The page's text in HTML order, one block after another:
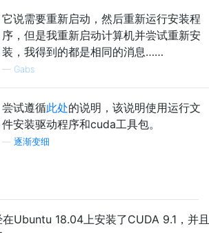
它说需要重新启动，然后重新运行安装程
序，但是我重新启动计算机并尝试重新安
装，我得到的都是相同的消息……
— Gabs
尝试遵循此处的说明，该说明使用运行文
件安装驱动程序和cuda工具包。
逐渐变细
在Ubuntu 18.04上安装了CUDA 9.1，并